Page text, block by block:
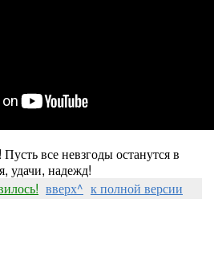
все невзгоды останутся в
удачи, надежд!
вверх^ к полной версии